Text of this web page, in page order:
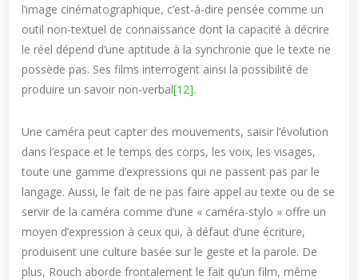
l’image cinématographique, c’est-à-dire pensée comme un
outil non-textuel de connaissance dont la capacité à décrire
le réel dépend d’une aptitude à la synchronie que le texte ne
possède pas. Ses films interrogent ainsi la possibilité de
produire un savoir non-verbal[12].
Une caméra peut capter des mouvements, saisir l’évolution
dans l’espace et le temps des corps, les voix, les visages,
toute une gamme d’expressions qui ne passent pas par le
langage. Aussi, le fait de ne pas faire appel au texte ou de se
servir de la caméra comme d’une « caméra-stylo » offre un
moyen d’expression à ceux qui, à défaut d’une écriture,
produisent une culture basée sur le geste et la parole. De
plus, Rouch aborde frontalement le fait qu’un film, même